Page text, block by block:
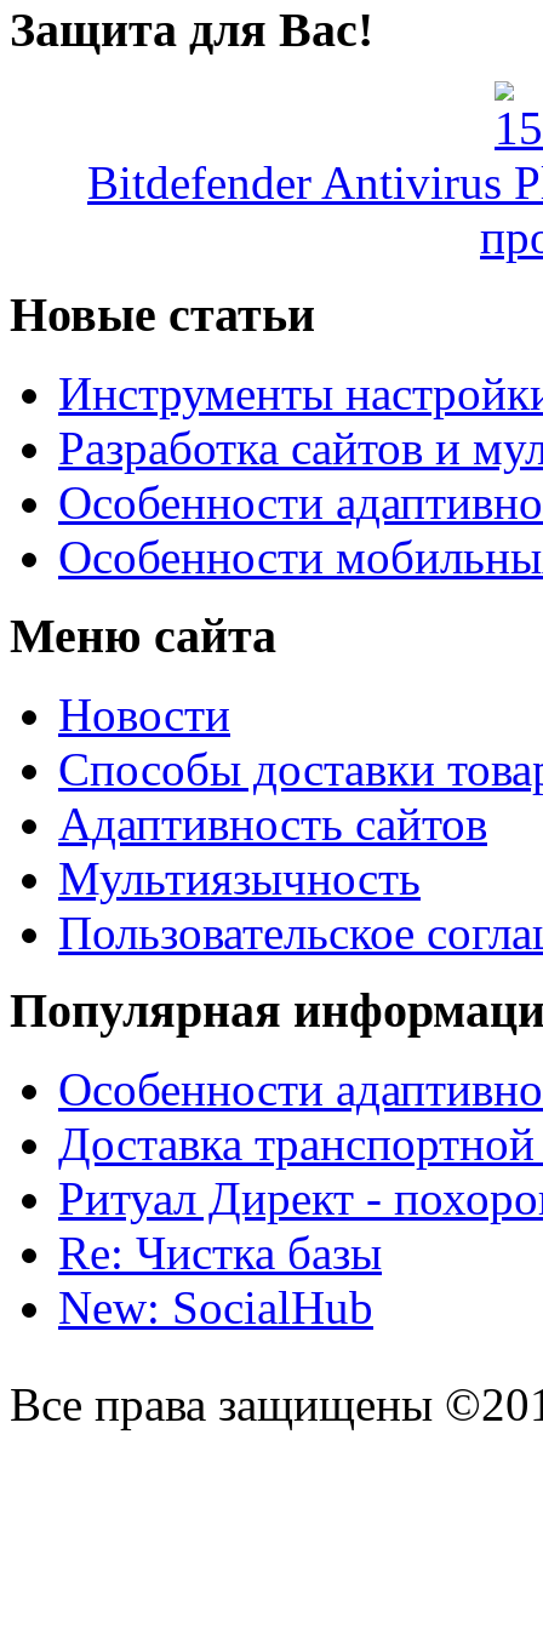
Защита для Вас!
Bitdefender Antivirus
Новые статьи
Инструменты
Разработка сайтов и
Особенности
Особенности
Меню сайта
Новости
Способы доставки
Адаптивность сайтов
Мультиязычность
Пользовательское
Популярная
Особенности
Доставка
Ритуал Директ -
Re: Чистка базы
New: SocialHub
Все права защищены